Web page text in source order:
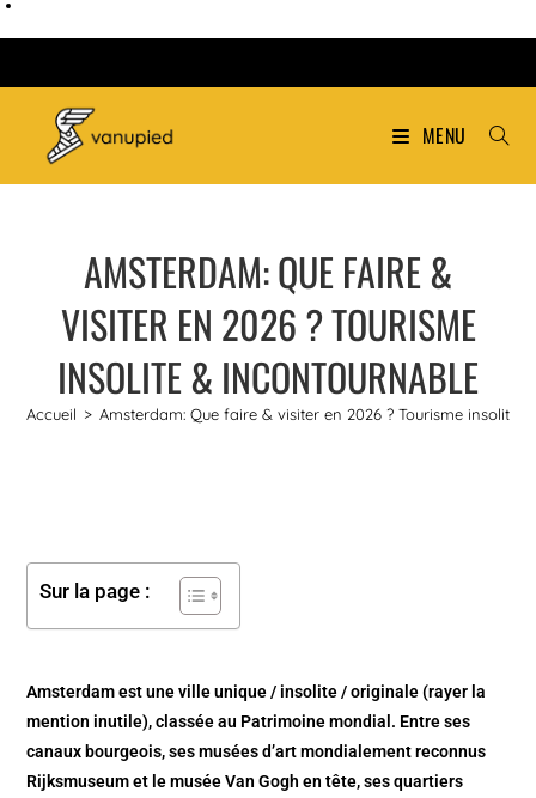
MENU
AMSTERDAM: QUE FAIRE &
VISITER EN 2026 ? TOURISME
INSOLITE & INCONTOURNABLE
Accueil > Amsterdam: Que faire & visiter en 2026 ? Tourisme insolite
Sur la page :
Amsterdam est une ville unique / insolite / originale (rayer la
mention inutile), classée au Patrimoine mondial. Entre ses
canaux bourgeois, ses musées d’art mondialement reconnus
Rijksmuseum et le musée Van Gogh en tête, ses quartiers